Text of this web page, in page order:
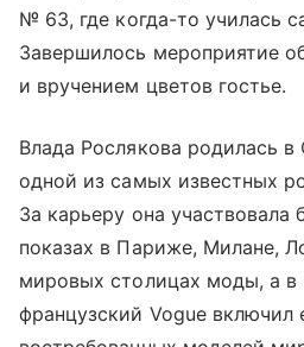
№ 63, где когда-то училась
Завершилось мероприятие
и вручением цветов гостье.
Влада Рослякова родилась в
одной из самых известных
За карьеру она участвовала
показах в Париже, Милане,
мировых столицах моды, а в
французский Vogue включил